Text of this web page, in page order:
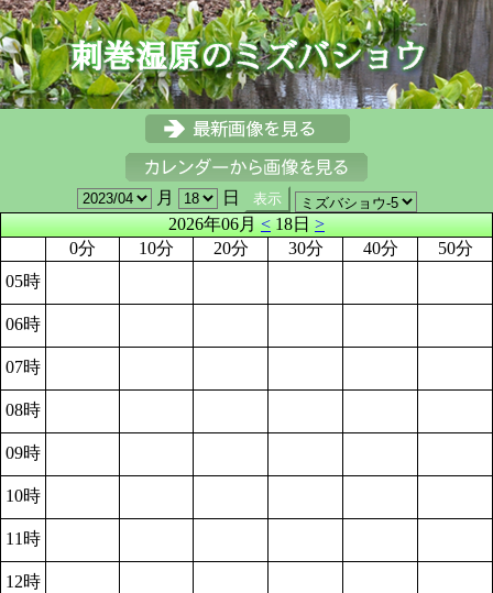
月
日
2026年06月<18日>
0分
10分 20分 30分 40分
50分
05時
06時
07時
08時
09時
10時
11時
12時